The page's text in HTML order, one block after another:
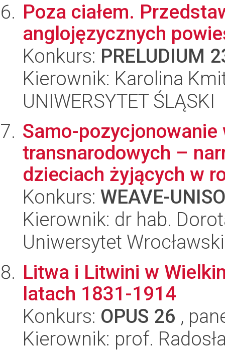
Poza ciałem.
anglojęzycznych
Konkurs: PRELUDIUM
Kierownik: Karolina
UNIWERSYTET ŚLĄSKI
Samo-
transnarodowych –
dzieciach żyjących w
Konkurs: WEAVE-
Kierownik: dr hab.
Uniwersytet Wrocławski
Litwa i Litwini w
latach 1831-1914
Konkurs: OPUS 26 ,
Kierownik: prof.